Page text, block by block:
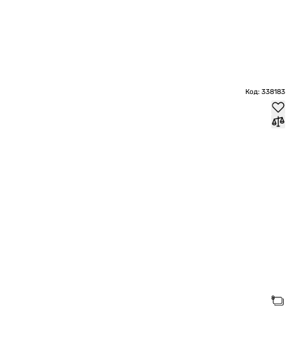
Код: 338183